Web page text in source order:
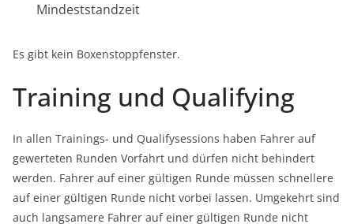
Mindeststandzeit
Es gibt kein Boxenstoppfenster.
Training und Qualifying
In allen Trainings- und Qualifysessions haben Fahrer auf
gewerteten Runden Vorfahrt und dürfen nicht behindert
werden. Fahrer auf einer gültigen Runde müssen schnellere
auf einer gültigen Runde nicht vorbei lassen. Umgekehrt sind
auch langsamere Fahrer auf einer gültigen Runde nicht